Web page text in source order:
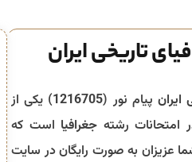
تاریخی ایران
ایرانپیام نور (1216705) یکی از
امتحانات رشته جغرافیا است که
عزیزان به صورت رایگان در سایت